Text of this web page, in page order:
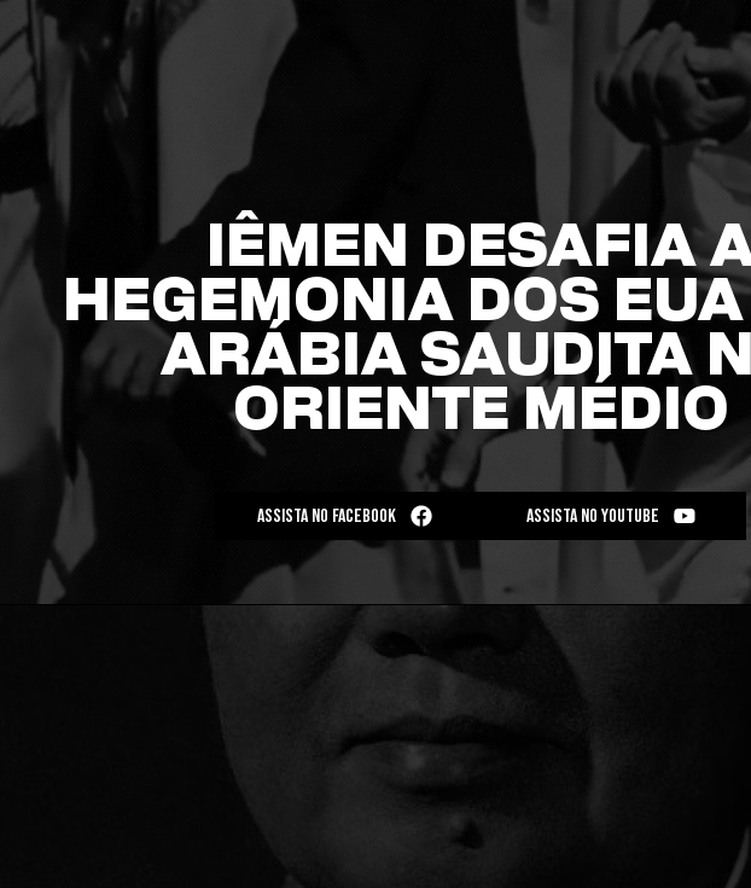
IÊMEN DESAFIA
HEGEMONIA DOS
ARÁBIA SAUDITA
ORIENTE MÉDIO
ASSISTA NO YOUTUBE
ASSISTA NO FACEBOOK